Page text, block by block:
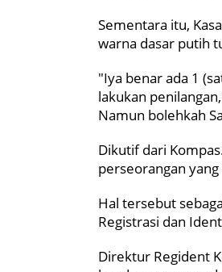
Sementara itu,
warna dasar putih
"Iya benar ada 1
lakukan
Namun bolehkah
Dikutif dari
perseorangan
Hal tersebut
Registrasi dan
Direktur Regident